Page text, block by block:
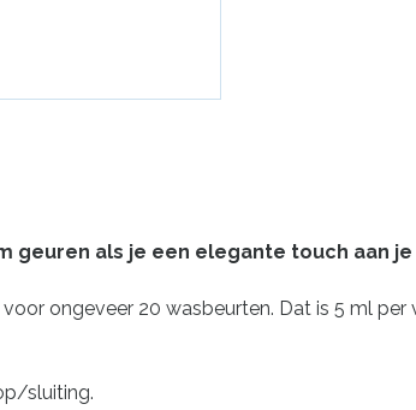
geuren als je een elegante touch aan
ongeveer 20 wasbeurten. Dat is 5 ml
sluiting.